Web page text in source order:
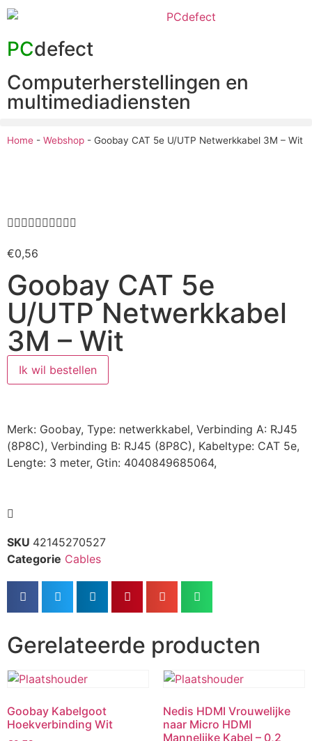
PCdefect
Computerherstellingen en
multimediadiensten
Home - Webshop - Goobay CAT 5e U/UTP Netwerkkabel 3M – Wit

€0,56
Goobay CAT 5e
U/UTP Netwerkkabel
3M – Wit
Ik wil bestellen
Merk: Goobay, Type: netwerkkabel, Verbinding A: RJ45
(8P8C), Verbinding B: RJ45 (8P8C), Kabeltype: CAT 5e,
Lengte: 3 meter, Gtin: 4040849685064,
SKU 42145270527
Categorie Cables
Gerelateerde producten
Goobay Kabelgoot
Hoekverbinding Wit
Nedis HDMI Vrouwelijke
naar Micro HDMI
Mannelijke Kabel – 0,2